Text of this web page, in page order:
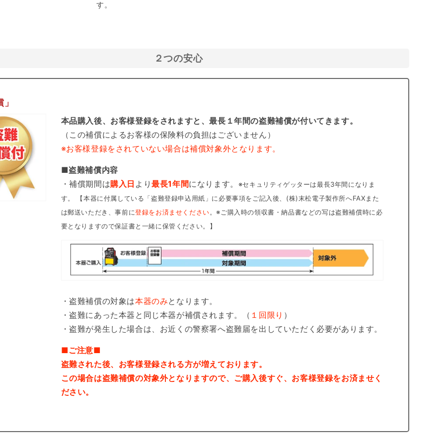
す。
２つの安心
本品購入後、お客様登録をされますと、最長１年間の盗難補償が付いてきます。
（この補償によるお客様の保険料の負担はございません）
※お客様登録をされていない場合は補償対象外となります。
■盗難補償内容
・補償期間は購入日 より最長1年間になります。
※セキュリティゲッターは最長3年間になりま
す。 【本器に付属している「盗難登録申込用紙」に必要事項をご記入後、(株)末松電子製作所へFAXまた
は郵送いただき、事前に登録をお済ませください。※ご購入時の領収書・納品書などの写は盗難補償時に必
要となりますので保証書と一緒に保管ください。】
・盗難補償の対象は本器のみとなります。
・盗難にあった本器と同じ本器が補償されます。（ １回限り ）
・盗難が発生した場合は、お近くの警察署へ盗難届を出していただく必要があります。
■ご注意■
盗難された後、お客様登録される方が増えております。
この場合は盗難補償の対象外となりますので、ご購入後すぐ、お客様登録をお済ませく
ださい。